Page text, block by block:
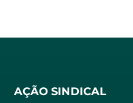
AÇÃO SINDICAL